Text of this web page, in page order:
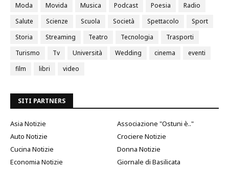
Moda
Movida Musica Podcast Poesia
Radio
Salute
Scienze Scuola Società Spettacolo
Sport
Storia
Streaming Teatro Tecnologia
Trasporti
Turismo
Tv Università Wedding cinema
eventi
film
libri video
SITI PARTNERS
Asia Notizie
Associazione "Ostuni è.."
Auto Notizie
Crociere Notizie
Cucina Notizie
Donna Notizie
Economia Notizie
Giornale di Basilicata